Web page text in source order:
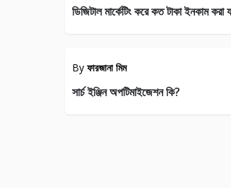
ডিজিটাল মার্কেটিং করে কত টাকা ইনকাম করা
By ফারজানা মিম
সার্চ ইঞ্জিন অপটিমাইজেশন কি?